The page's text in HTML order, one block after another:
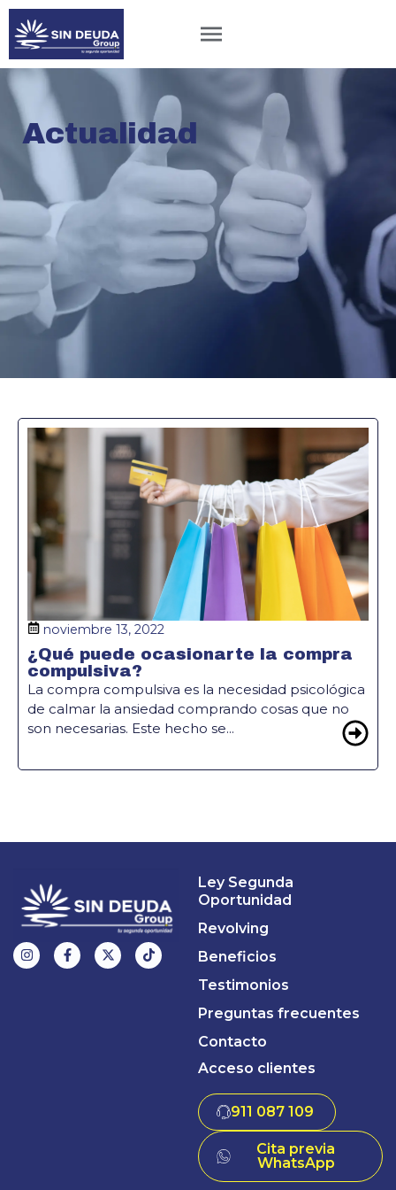
Actualidad
noviembre 13, 2022
¿Qué puede ocasionarte la compra
compulsiva?
La compra compulsiva es la necesidad psicológica
de calmar la ansiedad comprando cosas que no
son necesarias. Este hecho se...
Ley Segunda
Oportunidad
Revolving
Beneficios
Testimonios
Preguntas frecuentes
Contacto
Acceso clientes
911 087 109
Cita previa
WhatsApp